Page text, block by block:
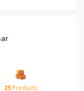
25Products